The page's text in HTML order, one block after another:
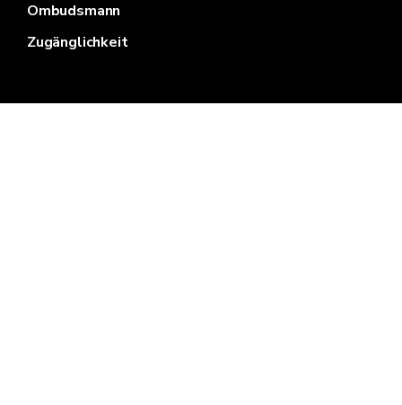
Ombudsmann
Zugänglichkeit